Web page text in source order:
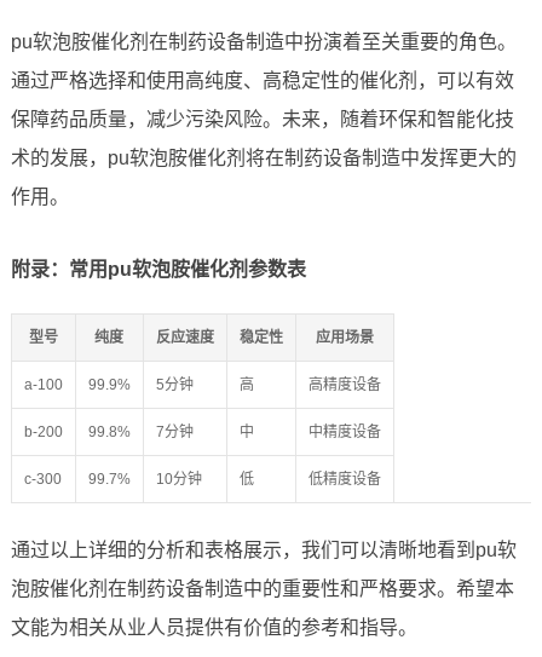
pu软泡胺催化剂在制药设备制造中扮演着至关重要的角色。
通过严格选择和使用高纯度、高稳定性的催化剂，可以有效
保障药品质量，减少污染风险。未来，随着环保和智能化技
术的发展，pu软泡胺催化剂将在制药设备制造中发挥更大的
作用。
附录：常用pu软泡胺催化剂参数表
型号 纯度 反应速度 稳定性 应用场景
a-100 99.9% 5分钟 高 高精度设备
b-200 99.8% 7分钟 中 中精度设备
c-300 99.7% 10分钟 低 低精度设备
通过以上详细的分析和表格展示，我们可以清晰地看到pu软
泡胺催化剂在制药设备制造中的重要性和严格要求。希望本
文能为相关从业人员提供有价值的参考和指导。